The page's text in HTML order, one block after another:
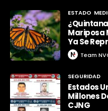
ESTADO
Mariposa
Ya Se
Team
SEGURIDAD
Estados
Millones
CJNG